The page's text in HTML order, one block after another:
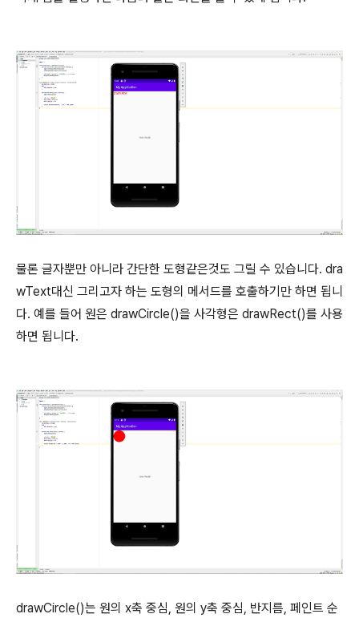
물론 글자뿐만 아니라 간단한 도형같은것도 그릴 수 있습니다. dra
wText대신 그리고자 하는 도형의 메서드를 호출하기만 하면 됩니
다. 예를 들어 원은 drawCircle()을 사각형은 drawRect()를 사용
하면 됩니다.
drawCircle()는 원의 x축 중심, 원의 y축 중심, 반지름, 페인트 순